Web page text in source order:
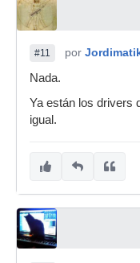
#11 por
Nada.
Ya están los drivers
igual.